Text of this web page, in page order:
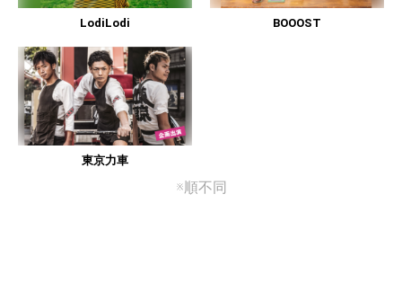
LodiLodi BOOOST
東京力車
※順不同